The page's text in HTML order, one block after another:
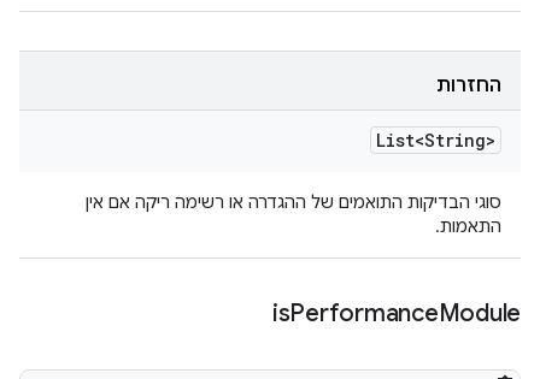
החזרות
List<String>
סוגי הבדיקות התואמים של ההגדרה או רשימה ריקה אם אין
התאמות.
isPerformanceModule